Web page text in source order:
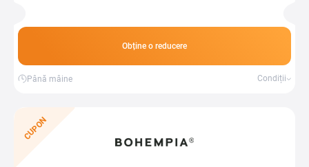
Obține o reducere
Până mâine Condiții
CUPON